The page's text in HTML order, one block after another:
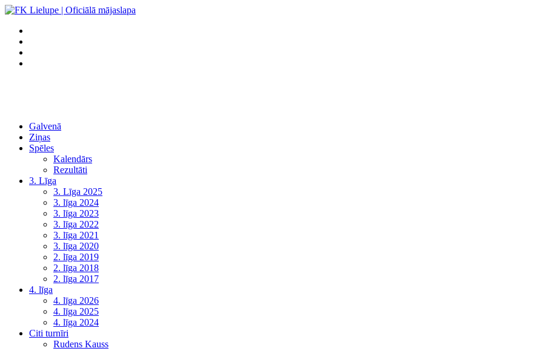
Galvenā
Ziņas
Spēles
Kalendārs
Rezultāti
3. Līga
3. Līga 2025
3. līga 2024
3. līga 2023
3. līga 2022
3. līga 2021
3. līga 2020
2. līga 2019
2. līga 2018
2. līga 2017
4. līga
4. līga 2026
4. līga 2025
4. līga 2024
Citi turnīri
Rudens Kauss